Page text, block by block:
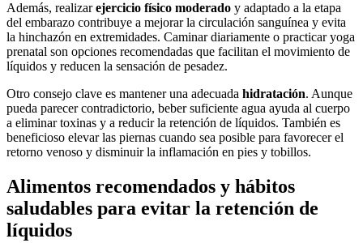
Además, realizarejercicio físico moderado y adaptado a la etapa
del embarazo contribuye a mejorar la circulación sanguínea y evita
la hinchazón en extremidades. Caminar diariamente o practicar yoga
prenatal son opciones recomendadas que facilitan el movimiento de
líquidos y reducen la sensación de pesadez.
Otro consejo clave es mantener una adecuada hidratación. Aunque
pueda parecer contradictorio, beber suficiente agua ayuda al cuerpo
a eliminar toxinas y a reducir la retención de líquidos. También es
beneficioso elevar las piernas cuando sea posible para favorecer el
retorno venoso y disminuir la inflamación en pies y tobillos.
Alimentos recomendados y hábitos
saludables para evitar la retención de
líquidos